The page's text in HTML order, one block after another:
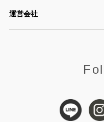
運営会社